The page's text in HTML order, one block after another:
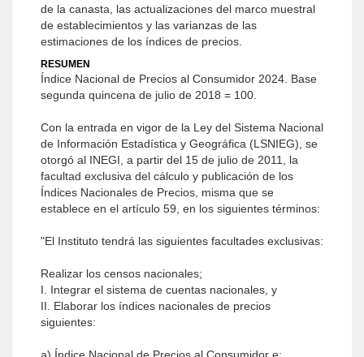
de la canasta, las actualizaciones del marco muestral
de establecimientos y las varianzas de las
estimaciones de los índices de precios.
RESUMEN
Índice Nacional de Precios al Consumidor 2024. Base
segunda quincena de julio de 2018 = 100.
Con la entrada en vigor de la Ley del Sistema Nacional
de Información Estadística y Geográfica (LSNIEG), se
otorgó al INEGI, a partir del 15 de julio de 2011, la
facultad exclusiva del cálculo y publicación de los
Índices Nacionales de Precios, misma que se
establece en el artículo 59, en los siguientes términos:
"El Instituto tendrá las siguientes facultades exclusivas:
Realizar los censos nacionales;
I. Integrar el sistema de cuentas nacionales, y
II. Elaborar los índices nacionales de precios
siguientes: